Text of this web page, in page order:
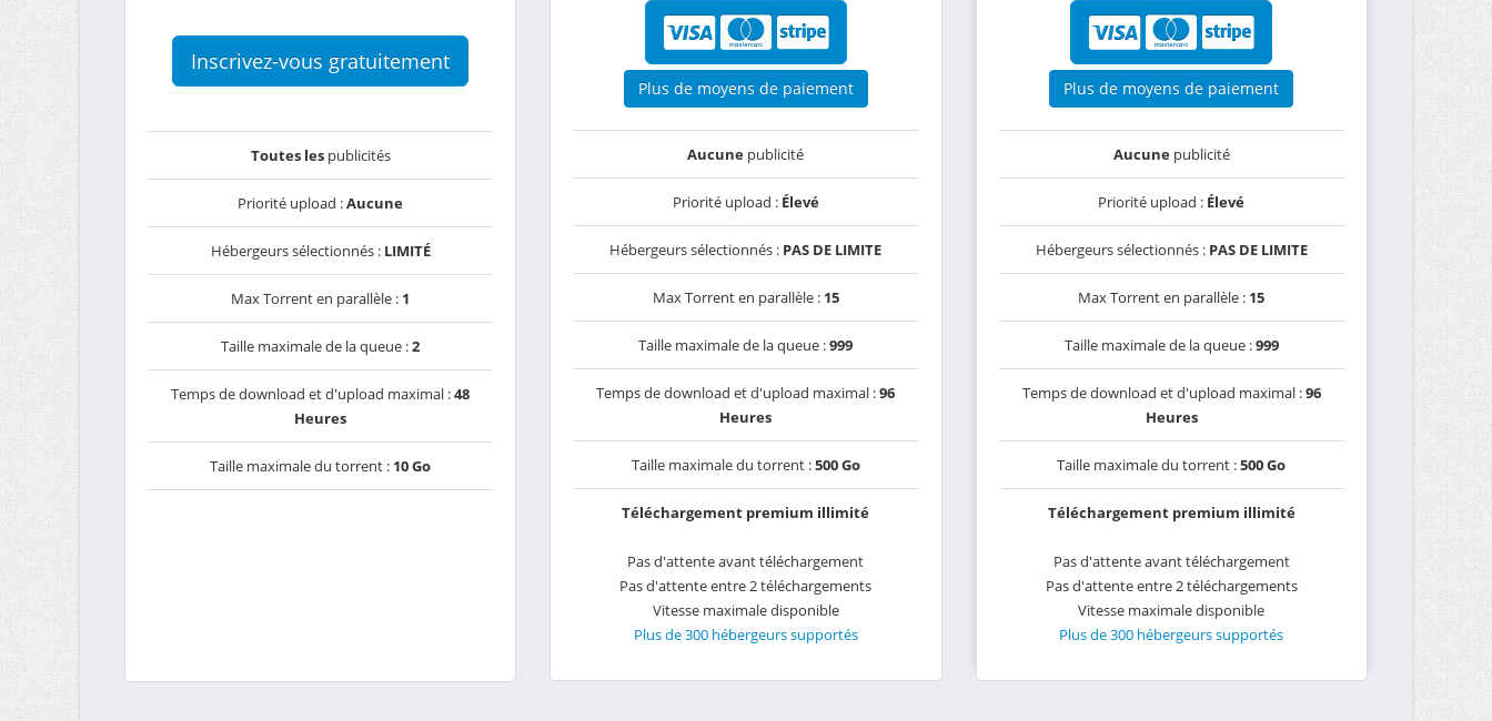
Inscrivez-vous gratuitement
Toutes lespublicités
Priorité upload :Aucune
Hébergeurs sélectionnés : LIMITÉ
Max Torrent en parallèle : 1
Taille maximale de la queue :2
Temps de download et d'upload maximal :48
Heures
Taille maximale du torrent : 10 Go
Plus de moyens de paiement
Aucune publicité
Priorité upload : Élevé
Hébergeurs sélectionnés : PAS DE LIMITE
Max Torrent en parallèle : 15
Taille maximale de la queue :999
Temps de download et d'upload maximal :96
Heures
Taille maximale du torrent :500 Go
Téléchargement premium illimité
Pas d'attente avant téléchargement
Pas d'attente entre 2 téléchargements
Vitesse maximale disponible
Plus de 300 hébergeurs supportés
Plus de moyens de paiement
Aucunepublicité
Priorité upload : Élevé
Hébergeurs sélectionnés : PAS DE LIMITE
Max Torrent en parallèle : 15
Taille maximale de la queue :999
Temps de download et d'upload maximal :96
Heures
Taille maximale du torrent :500 Go
Téléchargement premium illimité
Pas d'attente avant téléchargement
Pas d'attente entre 2 téléchargements
Vitesse maximale disponible
Plus de 300 hébergeurs supportés